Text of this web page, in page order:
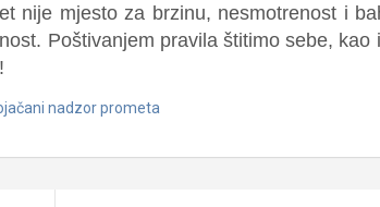
nije mjesto za brzinu, nesmotrenost i
Poštivanjem pravila štitimo sebe, kao
nadzor prometa